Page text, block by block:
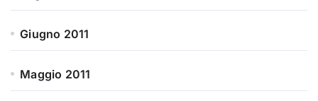
Giugno 2011
Maggio 2011